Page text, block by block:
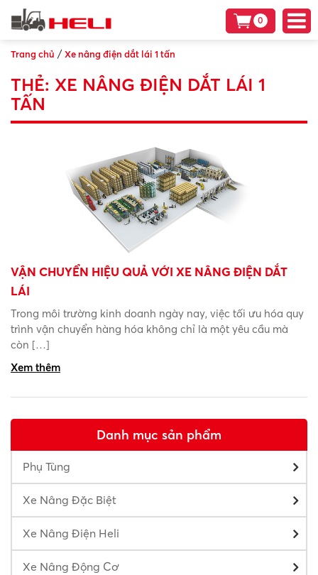
0
Trang chủ /Xe nâng điện dắt lái 1 tấn
THẺ: XE NÂNG ĐIỆN DẮT LÁI 1
TẤN
VẬN CHUYỂN HIỆU QUẢ VỚI XE NÂNG ĐIỆN DẮT
LÁI
Trong môi trường kinh doanh ngày nay, việc tối ưu hóa quy
trình vận chuyển hàng hóa không chỉ là một yêu cầu mà
còn […]
Xem thêm
Danh mục sản phẩm
Phụ Tùng
Xe Nâng Đặc Biệt
Xe Nâng Điện Heli
Xe Nâng Động Cơ